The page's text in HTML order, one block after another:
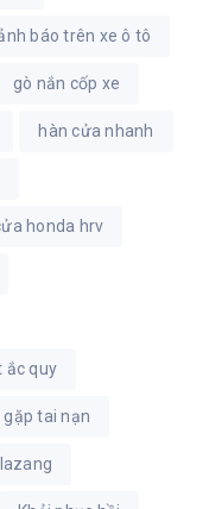
báo trên xe ô tô
gò nắn cốp xe
hàn cửa nhanh
honda hrv
ắc quy
gặp tai nạn